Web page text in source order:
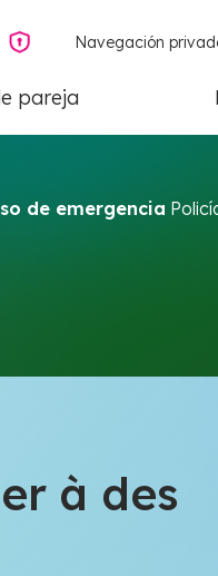
Navegación
pareja
de emergencia
à des